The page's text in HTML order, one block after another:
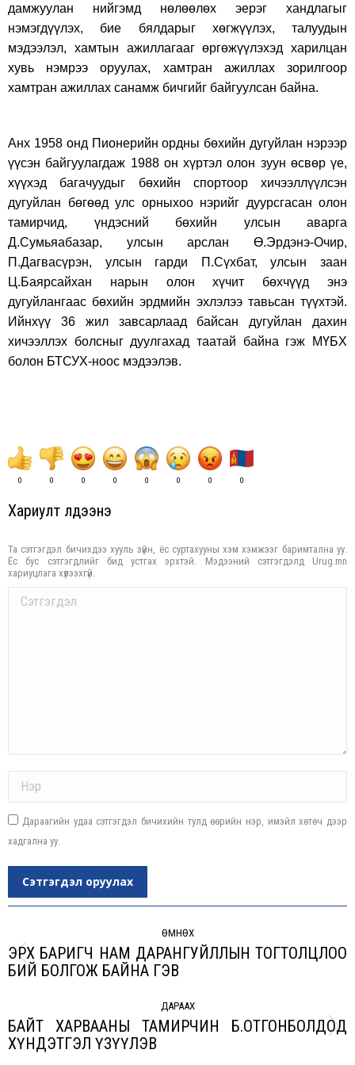
дамжуулан нийгэмд нөлөөлөх эерэг хандлагыг
нэмэгдүүлэх, бие бялдарыг хөгжүүлэх, талуудын
мэдээлэл, хамтын ажиллагааг өргөжүүлэхэд харилцан
хувь нэмрээ оруулах, хамтран ажиллах зорилгоор
хамтран ажиллах санамж бичгийг байгуулсан байна.
Анх 1958 онд Пионерийн ордны бөхийн дугуйлан нэрээр
үүсэн байгуулагдаж 1988 он хүртэл олон зуун өсвөр үе,
хүүхэд багачуудыг бөхийн спортоор хичээллүүлсэн
дугуйлан бөгөөд улс орныхоо нэрийг дуурсгасан олон
тамирчид, үндэсний бөхийн улсын аварга
Д.Сумьяабазар, улсын арслан Ө.Эрдэнэ-Очир,
П.Дагвасүрэн, улсын гарди П.Сүхбат, улсын заан
Ц.Баярсайхан нарын олон хүчит бөхчүүд энэ
дугуйлангаас бөхийн эрдмийн эхлэлээ тавьсан түүхтэй.
Ийнхүү 36 жил завсарлаад байсан дугуйлан дахин
хичээллэх болсныг дуулгахад таатай байна гэж МҮБХ
болон БТСУХ-ноос мэдээлэв.
0 0 0 0 0 0 0 0
Хариулт үлдээнэ үү
Та сэтгэгдэл бичихдээ хууль зүйн, ёс суртахууны хэм хэмжээг баримтална уу.
Ёс бус сэтгэгдлийг бид устгах эрхтэй. Мэдээний сэтгэгдэлд Urug.mn
хариуцлага хүлээхгүй.
Comment
Дараагийн удаа сэтгэгдэл бичихийн тулд өөрийн нэр, имэйл хөтөч дээр
хадгална уу.
Сэтгэгдэл оруулах
navigation
ӨМНӨХ
Previous
ЭРХ БАРИГЧ НАМ ДАРАНГУЙЛЛЫН ТОГТОЛЦЛОО
БИЙ БОЛГОЖ БАЙНА ГЭВ
ДАРААХ
Next
БАЙТ ХАРВААНЫ ТАМИРЧИН Б.ОТГОНБОЛДОД
ХҮНДЭТГЭЛ ҮЗҮҮЛЭВ